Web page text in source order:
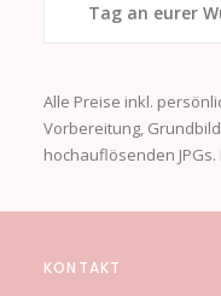
Tag an eurer
Alle Preise inkl.
Vorbereitung,
hochauflösenden
KONTAKT